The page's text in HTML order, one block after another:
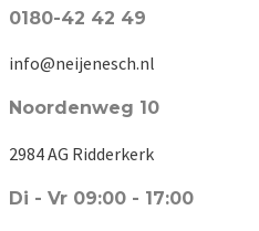
0180-42 42 49
info@neijenesch.nl
Noordenweg 10
2984 AG Ridderkerk
Di - Vr 09:00 - 17:00